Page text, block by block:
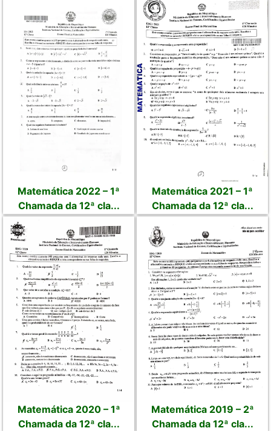
Matemática 2022 – 1ª
Chamada da 12ª cla...
Matemática 2021 – 1ª
Chamada da 12ª cla...
Matemática 2020 – 1ª
Chamada da 12ª cla...
Matemática 2019 – 2ª
Chamada da 12ª cla...